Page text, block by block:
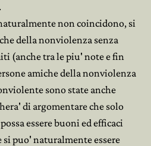
non coincidono, si
della nonviolenza senza
(anche tra le piu' note e fin
amiche della nonviolenza
sono state anche
di argomentare che solo
essere buoni ed efficaci
puo' naturalmente essere